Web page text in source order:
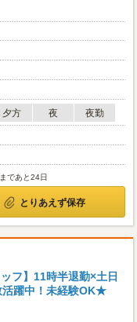
夕方 夜
夜勤
であと24日
とりあえず保存
フ】11時半退勤×土日
躍中！未経験OK★